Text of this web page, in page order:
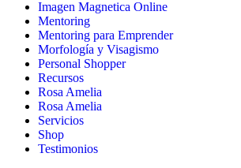
Imagen Magnetica Online
Mentoring
Mentoring para Emprender
Morfología y Visagismo
Personal Shopper
Recursos
Rosa Amelia
Rosa Amelia
Servicios
Shop
Testimonios